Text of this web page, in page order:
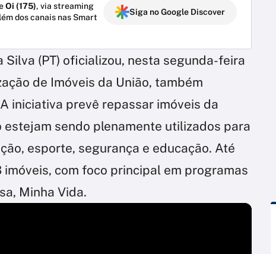
Oi (175), via streaming
dos canais nas Smart
Siga no Google Discover
Silva (PT) oficializou, nesta segunda-feira
de Imóveis da União, também
iniciativa prevê repassar imóveis da
estejam sendo plenamente utilizados para
esporte, segurança e educação. Até
com foco principal em programas
Minha Vida.